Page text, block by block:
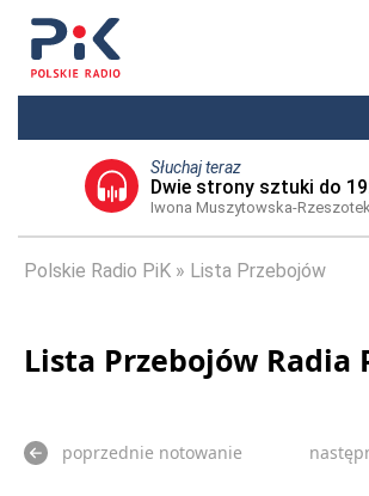
Słuchaj teraz
Dwie strony sztuki do
Iwona Muszytowska-Rzeszotek
Polskie Radio PiK Lista Przebojów
Lista Przebojów Radia
poprzednie notowanie